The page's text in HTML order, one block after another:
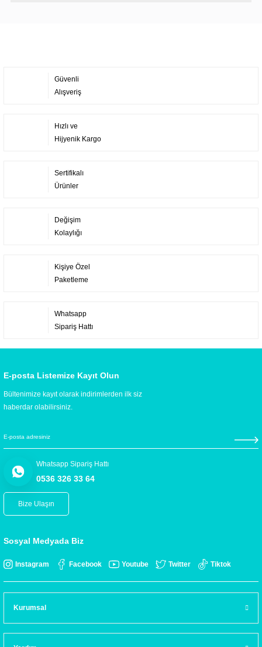
Güvenli
Alışveriş
Hızlı ve
Hijyenik Kargo
Sertifikalı
Ürünler
Değişim
Kolaylığı
Kişiye Özel
Paketleme
Whatsapp
Sipariş Hattı
E-posta Listemize Kayıt Olun
Bültenimize kayıt olarak indirimlerden ilk siz
haberdar olabilirsiniz.
Whatsapp Sipariş Hattı
0536 326 33 64
Bize Ulaşın
Sosyal Medyada Biz
Instagram Facebook Youtube Twitter Tiktok
Kurumsal